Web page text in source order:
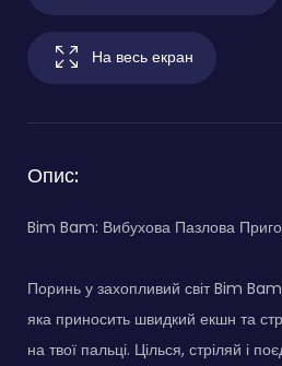
На весь екран
Опис:
Bim Bam: Вибухова Пазлова
Поринь у захопливий світ Bim
яка приносить швидкий екшн та
на твої пальці. Цілься, стріляй і